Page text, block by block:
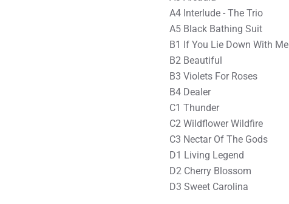
A4 Interlude - The Trio
A5 Black Bathing Suit
B1 If You Lie Down With Me
B2 Beautiful
B3 Violets For Roses
B4 Dealer
C1 Thunder
C2 Wildflower Wildfire
C3 Nectar Of The Gods
D1 Living Legend
D2 Cherry Blossom
D3 Sweet Carolina